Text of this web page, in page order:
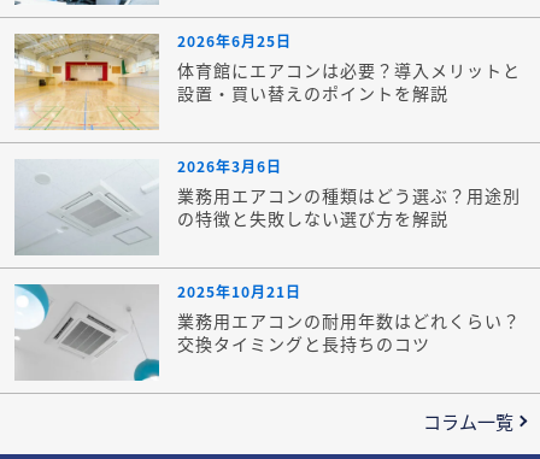
2026年6月25日
体育館にエアコンは必要？導入メリットと
設置・買い替えのポイントを解説
2026年3月6日
業務用エアコンの種類はどう選ぶ？用途別
の特徴と失敗しない選び方を解説
2025年10月21日
業務用エアコンの耐用年数はどれくらい？
交換タイミングと長持ちのコツ
コラム一覧